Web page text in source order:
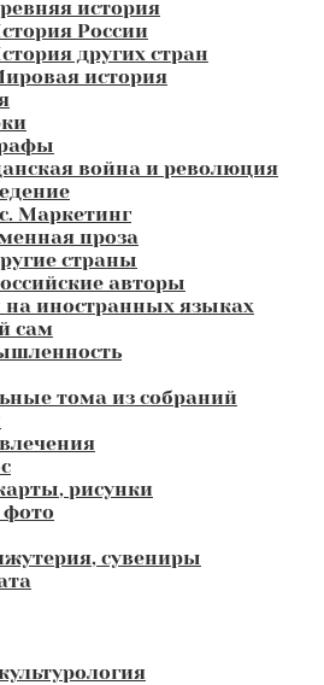
история
России
других стран
история
война и революция
Маркетинг
проза
страны
авторы
на иностранных языках
сам
тома из собраний
рисунки
сувениры